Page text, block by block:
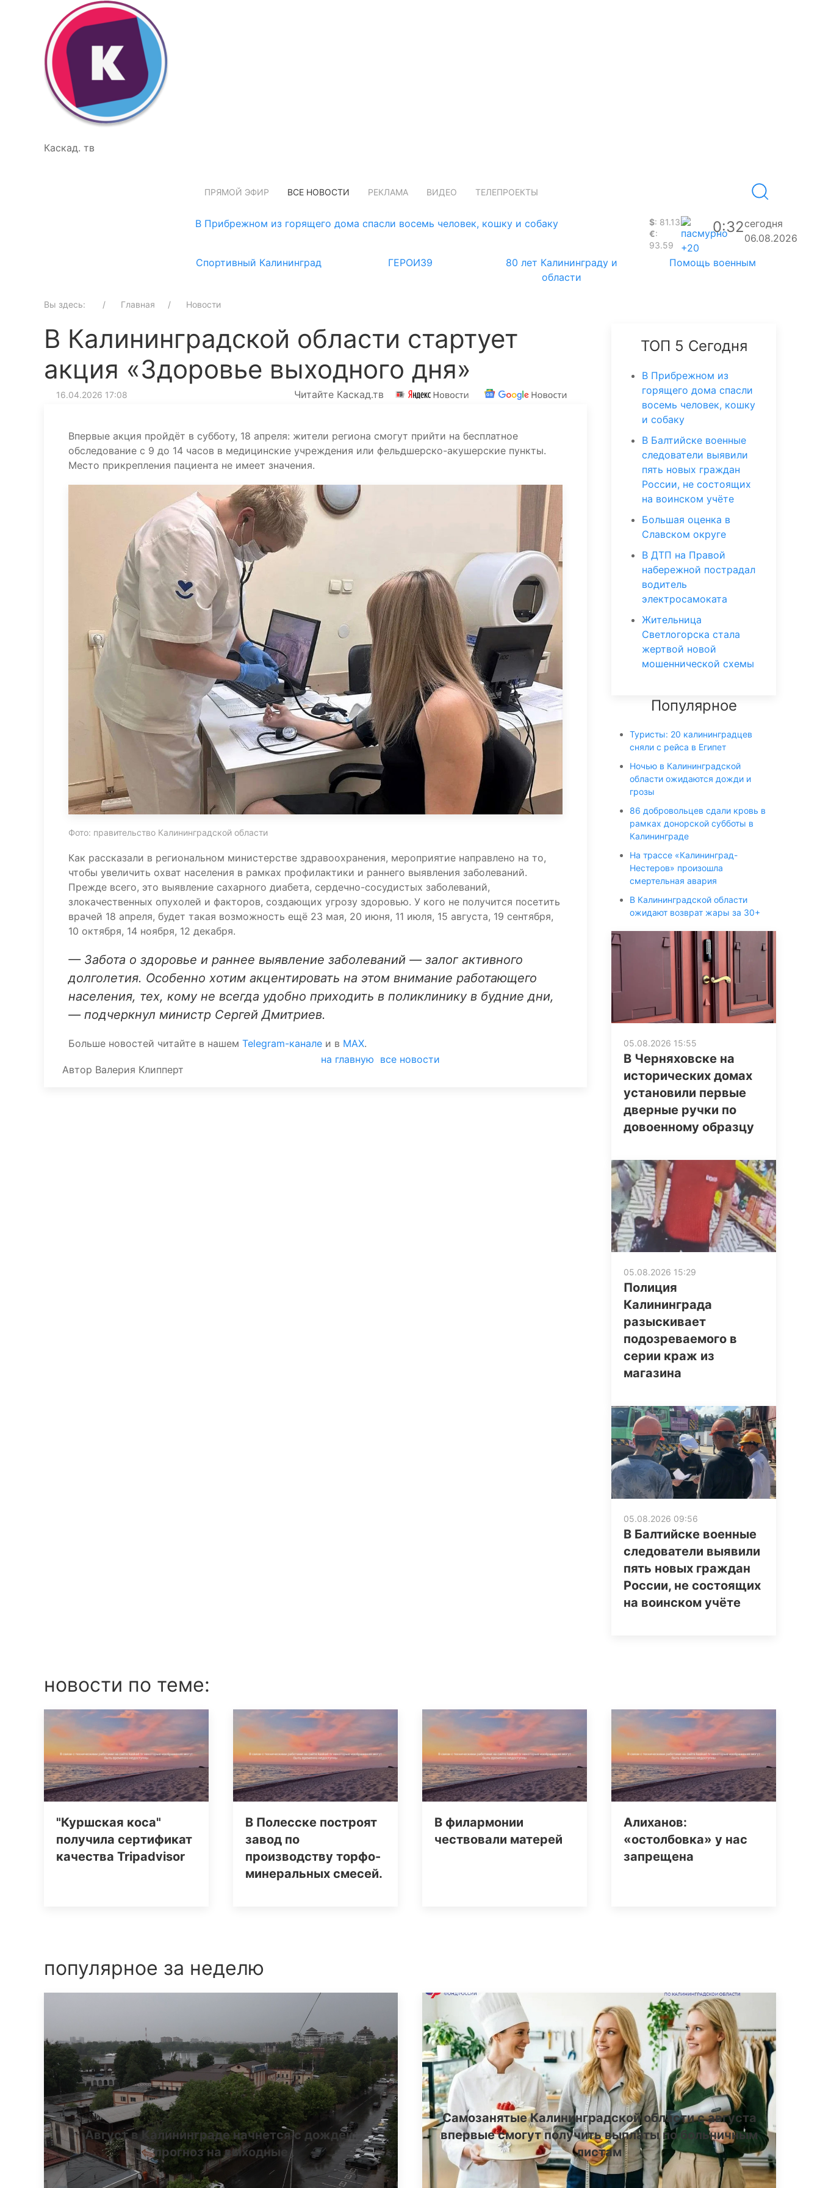
Каскад. тв
ПРЯМОЙ ЭФИР ВСЕ НОВОСТИ РЕКЛАМА ВИДЕО ТЕЛЕПРОЕКТЫ
В Прибрежном из горящего дома спасли восемь человек, кошку и собаку $: 81.13
€:
93.59
+20
0:32сегодня
06.08.2026
Спортивный Калининград
ГЕРОИ39
80 лет Калининграду и
области
Помощь военным
Вы здесь: Главная Новости
В Калининградской области стартует
акция «Здоровье выходного дня»
16.04.2026 17:08 Читайте Каскад.тв
Впервые акция пройдёт в субботу, 18 апреля: жители региона смогут прийти на бесплатное
обследование с 9 до 14 часов в медицинские учреждения или фельдшерско-акушерские пункты.
Место прикрепления пациента не имеет значения.
Фото: правительство Калининградской области
Как рассказали в региональном министерстве здравоохранения, мероприятие направлено на то,
чтобы увеличить охват населения в рамках профилактики и раннего выявления заболеваний.
Прежде всего, это выявление сахарного диабета, сердечно-сосудистых заболеваний,
злокачественных опухолей и факторов, создающих угрозу здоровью. У кого не получится посетить
врачей 18 апреля, будет такая возможность ещё 23 мая, 20 июня, 11 июля, 15 августа, 19 сентября,
10 октября, 14 ноября, 12 декабря.
— Забота о здоровье и раннее выявление заболеваний — залог активного
долголетия. Особенно хотим акцентировать на этом внимание работающего
населения, тех, кому не всегда удобно приходить в поликлинику в будние дни,
— подчеркнул министр Сергей Дмитриев.
Больше новостей читайте в нашем Telegram-канале и в MAX.
Автор Валерия Клипперт
на главную все новости
ТОП 5 Сегодня
В Прибрежном из
горящего дома спасли
восемь человек, кошку
и собаку
В Балтийске военные
следователи выявили
пять новых граждан
России, не состоящих
на воинском учёте
Большая оценка в
Славском округе
В ДТП на Правой
набережной пострадал
водитель
электросамоката
Жительница
Светлогорска стала
жертвой новой
мошеннической схемы
Популярное
Туристы: 20 калининградцев
сняли с рейса в Египет
Ночью в Калининградской
области ожидаются дожди и
грозы
86 добровольцев сдали кровь в
рамках донорской субботы в
Калининграде
На трассе «Калининград-
Нестеров» произошла
смертельная авария
В Калининградской области
ожидают возврат жары за 30+
05.08.2026 15:55
В Черняховске на
исторических домах
установили первые
дверные ручки по
довоенному образцу
05.08.2026 15:29
Полиция
Калининграда
разыскивает
подозреваемого в
серии краж из
магазина
05.08.2026 09:56
В Балтийске военные
следователи выявили
пять новых граждан
России, не состоящих
на воинском учёте
новости по теме:
"Куршская коса"
получила сертификат
качества Tripаdvisor
В Полесске построят
завод по
производству торфо-
минеральных смесей.
В филармонии
чествовали матерей
Алиханов:
«остолбовка» у нас
запрещена
популярное за неделю
Август в Калининграде начнется с дождей:
прогноз на выходные
Самозанятые Калининградской области с августа
впервые смогут получить выплаты по больничным
листам